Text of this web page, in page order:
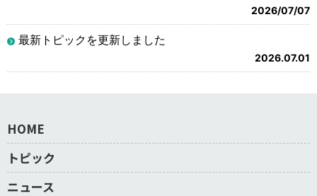
2026/07/07
最新トピックを更新しました
2026.07.01
HOME
トピック
ニュース